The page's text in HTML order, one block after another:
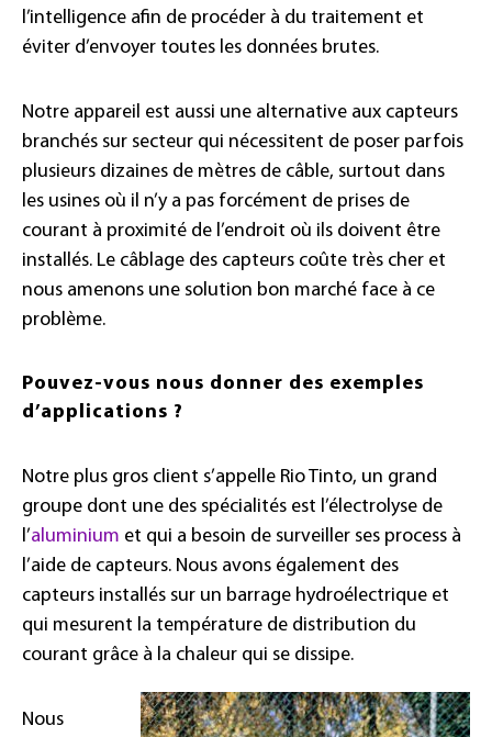
l’intelligence afin de procéder à du traitement et
éviter d’envoyer toutes les données brutes.
Notre appareil est aussi une alternative aux capteurs
branchés sur secteur qui nécessitent de poser parfois
plusieurs dizaines de mètres de câble, surtout dans
les usines où il n’y a pas forcément de prises de
courant à proximité de l’endroit où ils doivent être
installés. Le câblage des capteurs coûte très cher et
nous amenons une solution bon marché face à ce
problème.
Pouvez-vous nous donner des exemples
d’applications ?
Notre plus gros client s’appelle Rio Tinto, un grand
groupe dont une des spécialités est l’électrolyse de
l’aluminium et qui a besoin de surveiller ses process à
l’aide de capteurs. Nous avons également des
capteurs installés sur un barrage hydroélectrique et
qui mesurent la température de distribution du
courant grâce à la chaleur qui se dissipe.
Nous